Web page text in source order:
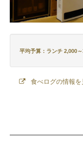
平均予算：ランチ 2,000
食べログの情報を